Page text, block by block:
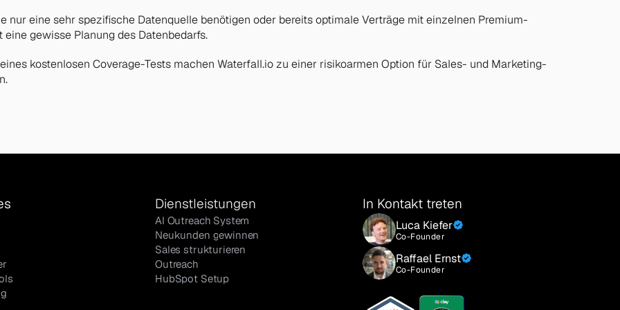
nur eine sehr spezifische Datenquelle benötigen oder bereits optimale Verträge mit einzelnen Premium-
gewisse Planung des Datenbedarfs.
kostenlosen Coverage-Tests machen Waterfall.io zu einer risikoarmen Option für Sales- und Marketing-
Dienstleistungen
AI Outreach System
Neukunden gewinnen
Sales strukturieren
Outreach
HubSpot Setup
In Kontakt treten
Luca Kiefer
Co-Founder
Raffael Ernst
Co-Founder